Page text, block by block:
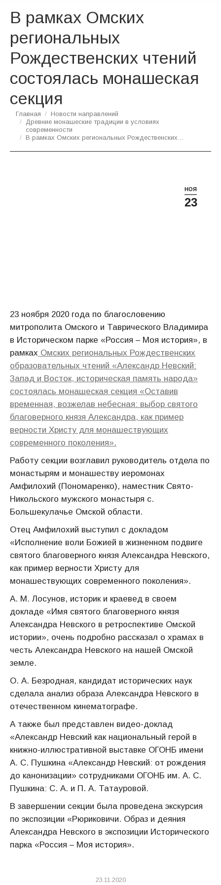
В рамках Омских
региональных
Рождественских чтений
состоялась монашеская
секция
Вы здесь:
Главная
Новости направлений
Древние монашеские традиции в условиях
современности
В рамках Омских региональных Рождественских…
НОЯ
23
23 ноября 2020 года по благословению
митрополита Омского и Таврического Владимира
в Историческом парке «Россия – Моя история», в
рамках Омских региональных Рождественских
образовательных чтений «Александр Невский:
Запад и Восток, историческая память народа»
состоялась монашеская секция «Оставив
временная, возжелав небесная: выбор святого
благоверного князя Александра, как пример
верности Христу для монашествующих
современного поколения».
Работу секции возглавил руководитель отдела по
монастырям и монашеству иеромонах
Амфилохий (Пономаренко), наместник Свято-
Никольского мужского монастыря с.
Большекулачье Омской области.
Отец Амфилохий выступил с докладом
«Исполнение воли Божией в жизненном подвиге
святого благоверного князя Александра Невского,
как пример верности Христу для
монашествующих современного поколения».
А. М. Лосунов, историк и краевед в своем
докладе «Имя святого благоверного князя
Александра Невского в ретроспективе Омской
истории», очень подробно рассказал о храмах в
честь Александра Невского на нашей Омской
земле.
О. А. Безродная, кандидат исторических наук
сделала анализ образа Александра Невского в
отечественном кинематографе.
А также был представлен видео-доклад
«Александр Невский как национальный герой в
книжно-иллюстративной выставке ОГОНБ имени
А. С. Пушкина «Александр Невский: от рождения
до канонизации» сотрудниками ОГОНБ им. А. С.
Пушкина: С. А. и П. А. Татауровой.
В завершении секции была проведена экскурсия
по экспозиции «Рюриковичи. Образ и деяния
Александра Невского в экспозиции Исторического
парка «Россия – Моя история».
23.11.2020